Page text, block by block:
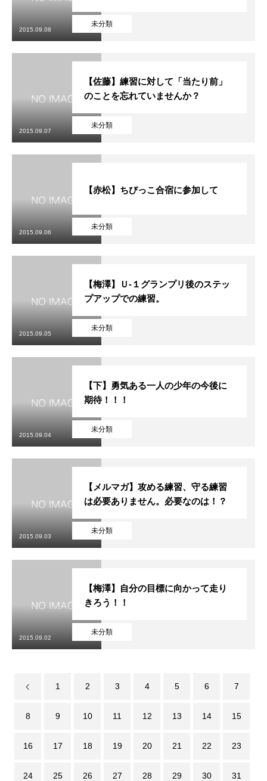
未分類
2015.09.08
未分類
【佐藤】練習に対して「当たり前」
のことを忘れていませんか？
2015.09.07
未分類
【赤松】ちびっこ合宿に参加して
2015.09.06
未分類
【梅澤】Ｕ-１グランプリ後のステッ
プアップでの練習。
2015.09.05
未分類
【下】勇気ある一人の少年の今後に
期待！！！
2015.09.04
未分類
【メルマガ】攻める練習、守る練習
は必要ありません。必要なのは！？
2015.09.03
未分類
【梅澤】自分の目標に向かって走り
きろう！！
2015.09.02
1 2 3 4 5 6 7
8 9 10 11 12 13 14 15
16 17 18 19 20 21 22 23
24 25 26 27 28 29 30 31